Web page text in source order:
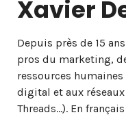
Xavier
Depuis près de 15
pros du marketing,
ressources
digital et aux
Threads…). En